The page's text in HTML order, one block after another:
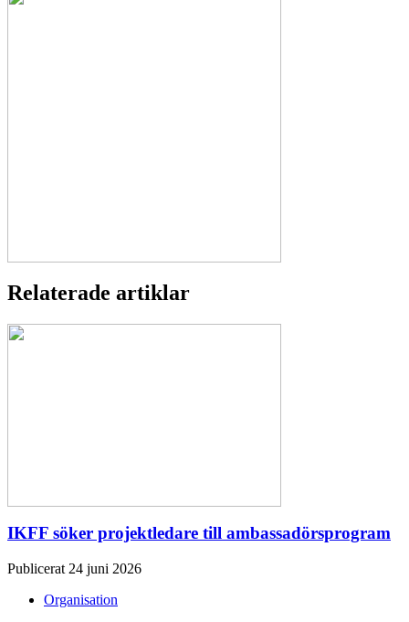
Relaterade artiklar
IKFF söker projektledare till ambassadörsprogram
Publicerat 24 juni 2026
Organisation